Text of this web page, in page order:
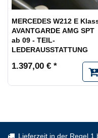
MERCEDES W212 E
AVANTGARDE AMG SPT
ab 09 - TEIL-
LEDERAUSSTATTUNG
1.397,00 € *
Lieferzeit in der Regel 1